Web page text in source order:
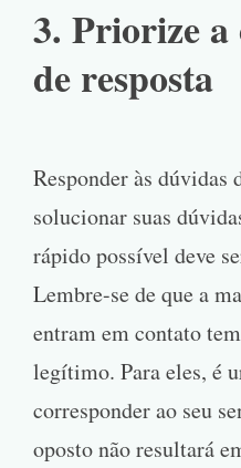
3. Priorize a
de resposta
Responder às dúvidas
solucionar suas
rápido possível deve
Lembre-se de que a
entram em contato
legítimo. Para eles, é
corresponder ao seu
oposto não resultará